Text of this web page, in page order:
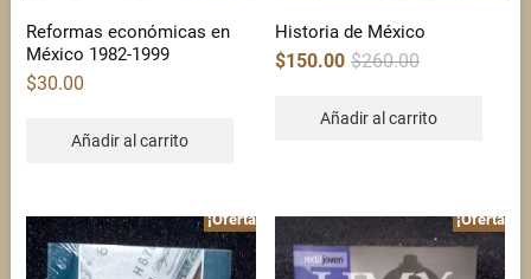
Reformas económicas en
México 1982-1999
$30.00
Añadir al carrito
Historia de México
$260.00Original
$150.00
Current
Añadir al carrito
¡Oferta! ¡Oferta!